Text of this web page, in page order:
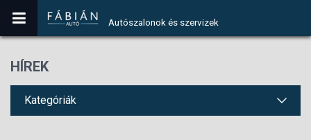
Autószalonok és szervizek
HÍREK
Kategóriák